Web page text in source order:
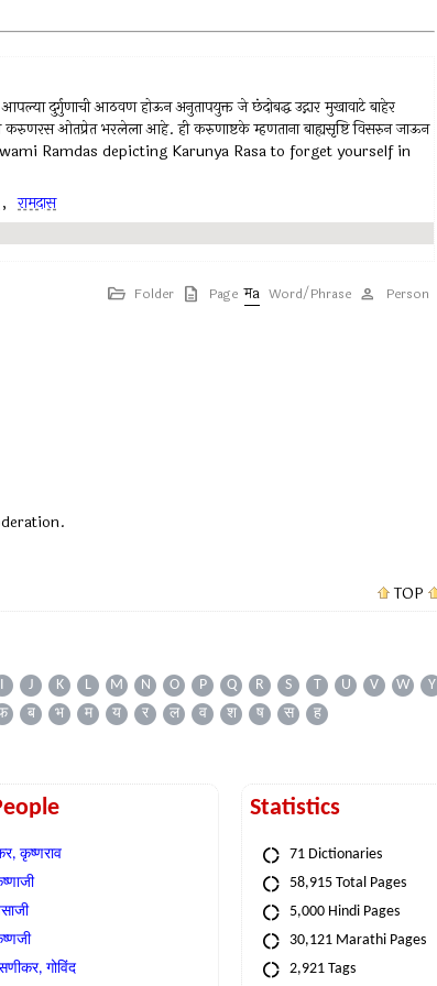
दुर्गुणाची आठवण होऊन अनुतापयुक्त जे छंदोबद्ध उद्गार मुखावाटे बाहेर
करुणरस ओतप्रेत भरलेला आहे. ही करुणाष्टके म्हणताना बाह्यसृष्टि विसरुन जाऊन
Ramdas depicting Karunya Rasa to forget yourself in
, रामदास
Folder Page Word/Phrase Person
TOP
I J K L M N O P Q R S T U V W Y
ब भ म य र ल व श ष स ह
कृष्णराव
गोविंद
Statistics
71 Dictionaries
58,915 Total Pages
5,000 Hindi Pages
30,121 Marathi Pages
2,921 Tags